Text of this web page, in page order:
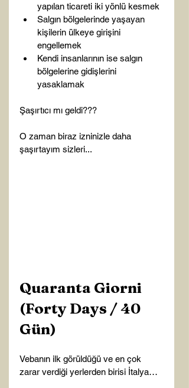
yapılan ticareti iki yönlü kesmek
Salgın bölgelerinde yaşayan
kişilerin ülkeye girişini
engellemek
Kendi insanlarının ise salgın
bölgelerine gidişlerini
yasaklamak
Şaşırtıcı mı geldi???
O zaman biraz izninizle daha
şaşırtayım sizleri...
Quaranta Giorni
(Forty Days / 40
Gün)
Vebanın ilk görüldüğü ve en çok
zarar verdiği yerlerden birisi İtalya…